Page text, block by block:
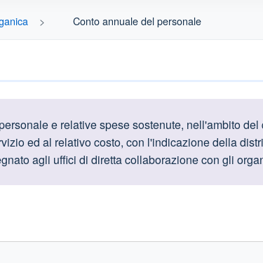
Conto annuale del personale
e relative spese sostenute, nell'ambito
ed al relativo costo, con l'indicazione della
agli uffici di diretta collaborazione con gli